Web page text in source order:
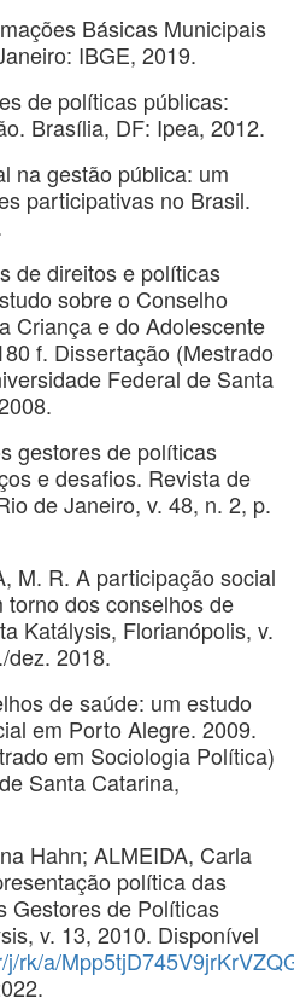
Básicas Municipais
IBGE, 2019.
de políticas públicas:
Brasília, DF: Ipea, 2012.
na gestão pública: um
participativas no Brasil.
de direitos e políticas
sobre o Conselho
Criança e do Adolescente
f. Dissertação (Mestrado
Federal de Santa
gestores de políticas
e desafios. Revista de
de Janeiro, v. 48, n. 2, p.
M. R. A participação social
dos conselhos de
Katálysis, Florianópolis, v.
dez. 2018.
de saúde: um estudo
em Porto Alegre. 2009.
em Sociologia Política)
Santa Catarina,
Hahn; ALMEIDA, Carla
política das
Gestores de Políticas
v. 13, 2010. Disponível
rk/a/